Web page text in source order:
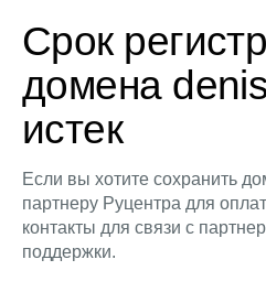
Срок
домена
истек
Если вы хотите сохранить
партнеру Руцентра для
контакты для связи с
поддержки.